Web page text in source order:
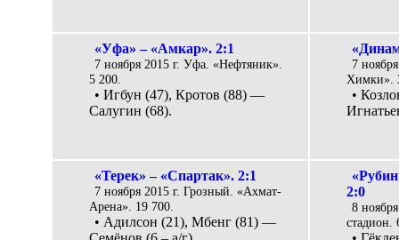
«Уфа» – «Амкар». 2:1
7 ноября 2015 г. Уфа. «Нефтяник».
5 200.
• Игбун (47), Кротов (88) —
Салугин (68).
7
Химки».
•
«Терек» – «Спартак». 2:1
7 ноября 2015 г. Грозный. «Ахмат-
Арена». 19 700.
• Адилсон (21), Мбенг (81) —
2:0
8
стадион.